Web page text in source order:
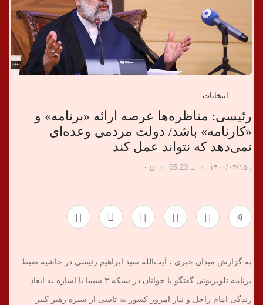
ب
ر
انتخابات
رئیسی: مناظره‌ها عرصه ارائه «برنامه» و
«کارنامه» باشد/ دولت مردمی وعده‌ای
نمی‌دهد که‌ نتواند عمل کند
، ۱۴۰۰/۰۳/۱۵ 05:23 ۰
0
به گزارش میدان خبری ، آیت‌الله سید ابراهیم رئیسی در حاشیه ضبط
برنامه تلویزیونی گفتگو با جوانان در شبکه ۳ سیما با اشاره به ابعاد
زندگی امام راحل و نیاز امروز کشور به تاسی از سیره رهبر کبیر